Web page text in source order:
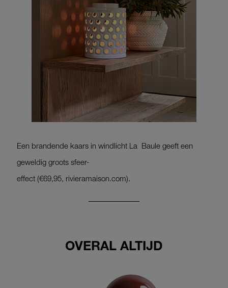
Een brandende kaars in windlicht La Baule geeft een
geweldig groots sfeer-
effect (€69,95, rivieramaison.com).
OVERAL ALTIJD